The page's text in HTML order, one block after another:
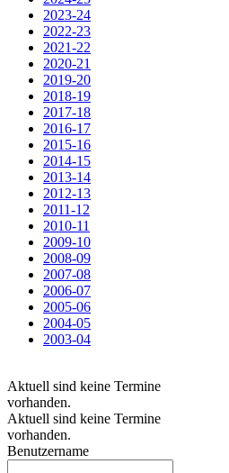
2023-24
2022-23
2021-22
2020-21
2019-20
2018-19
2017-18
2016-17
2015-16
2014-15
2013-14
2012-13
2011-12
2010-11
2009-10
2008-09
2007-08
2006-07
2005-06
2004-05
2003-04
Aktuell sind keine Termine
vorhanden.
Aktuell sind keine Termine
vorhanden.
Benutzername